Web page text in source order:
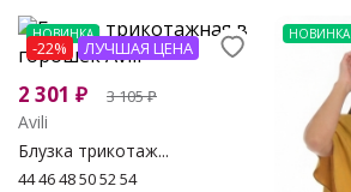
НОВИНКА
-22% ЛУЧШАЯ ЦЕНА
2 301 ₽ 3 105₽
Avili
Блузка трикотаж...
44 46 48 50 52 54
НОВИНКА